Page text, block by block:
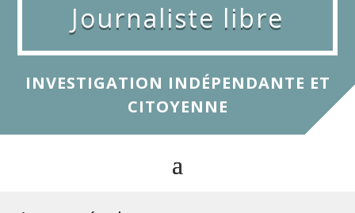
Journaliste libre
INVESTIGATION INDÉPENDANTE ET
CITOYENNE